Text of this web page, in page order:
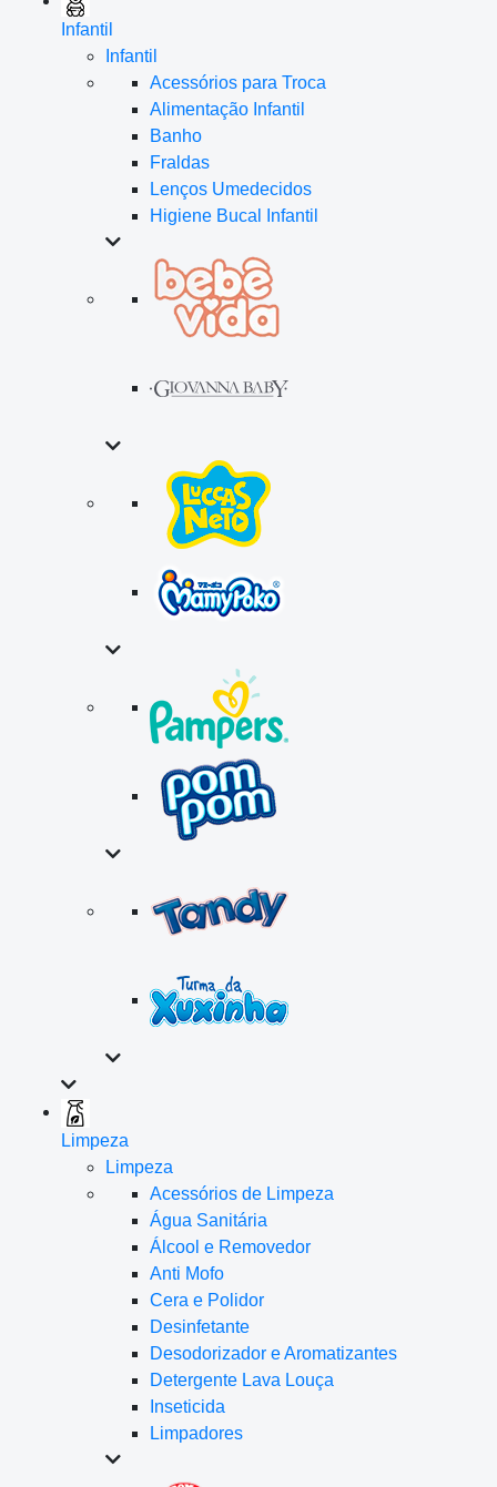
Infantil
Infantil
Acessórios para Troca
Alimentação Infantil
Banho
Fraldas
Lenços Umedecidos
Higiene Bucal Infantil
Limpeza
Limpeza
Acessórios de Limpeza
Água Sanitária
Álcool e Removedor
Anti Mofo
Cera e Polidor
Desinfetante
Desodorizador e Aromatizantes
Detergente Lava Louça
Inseticida
Limpadores